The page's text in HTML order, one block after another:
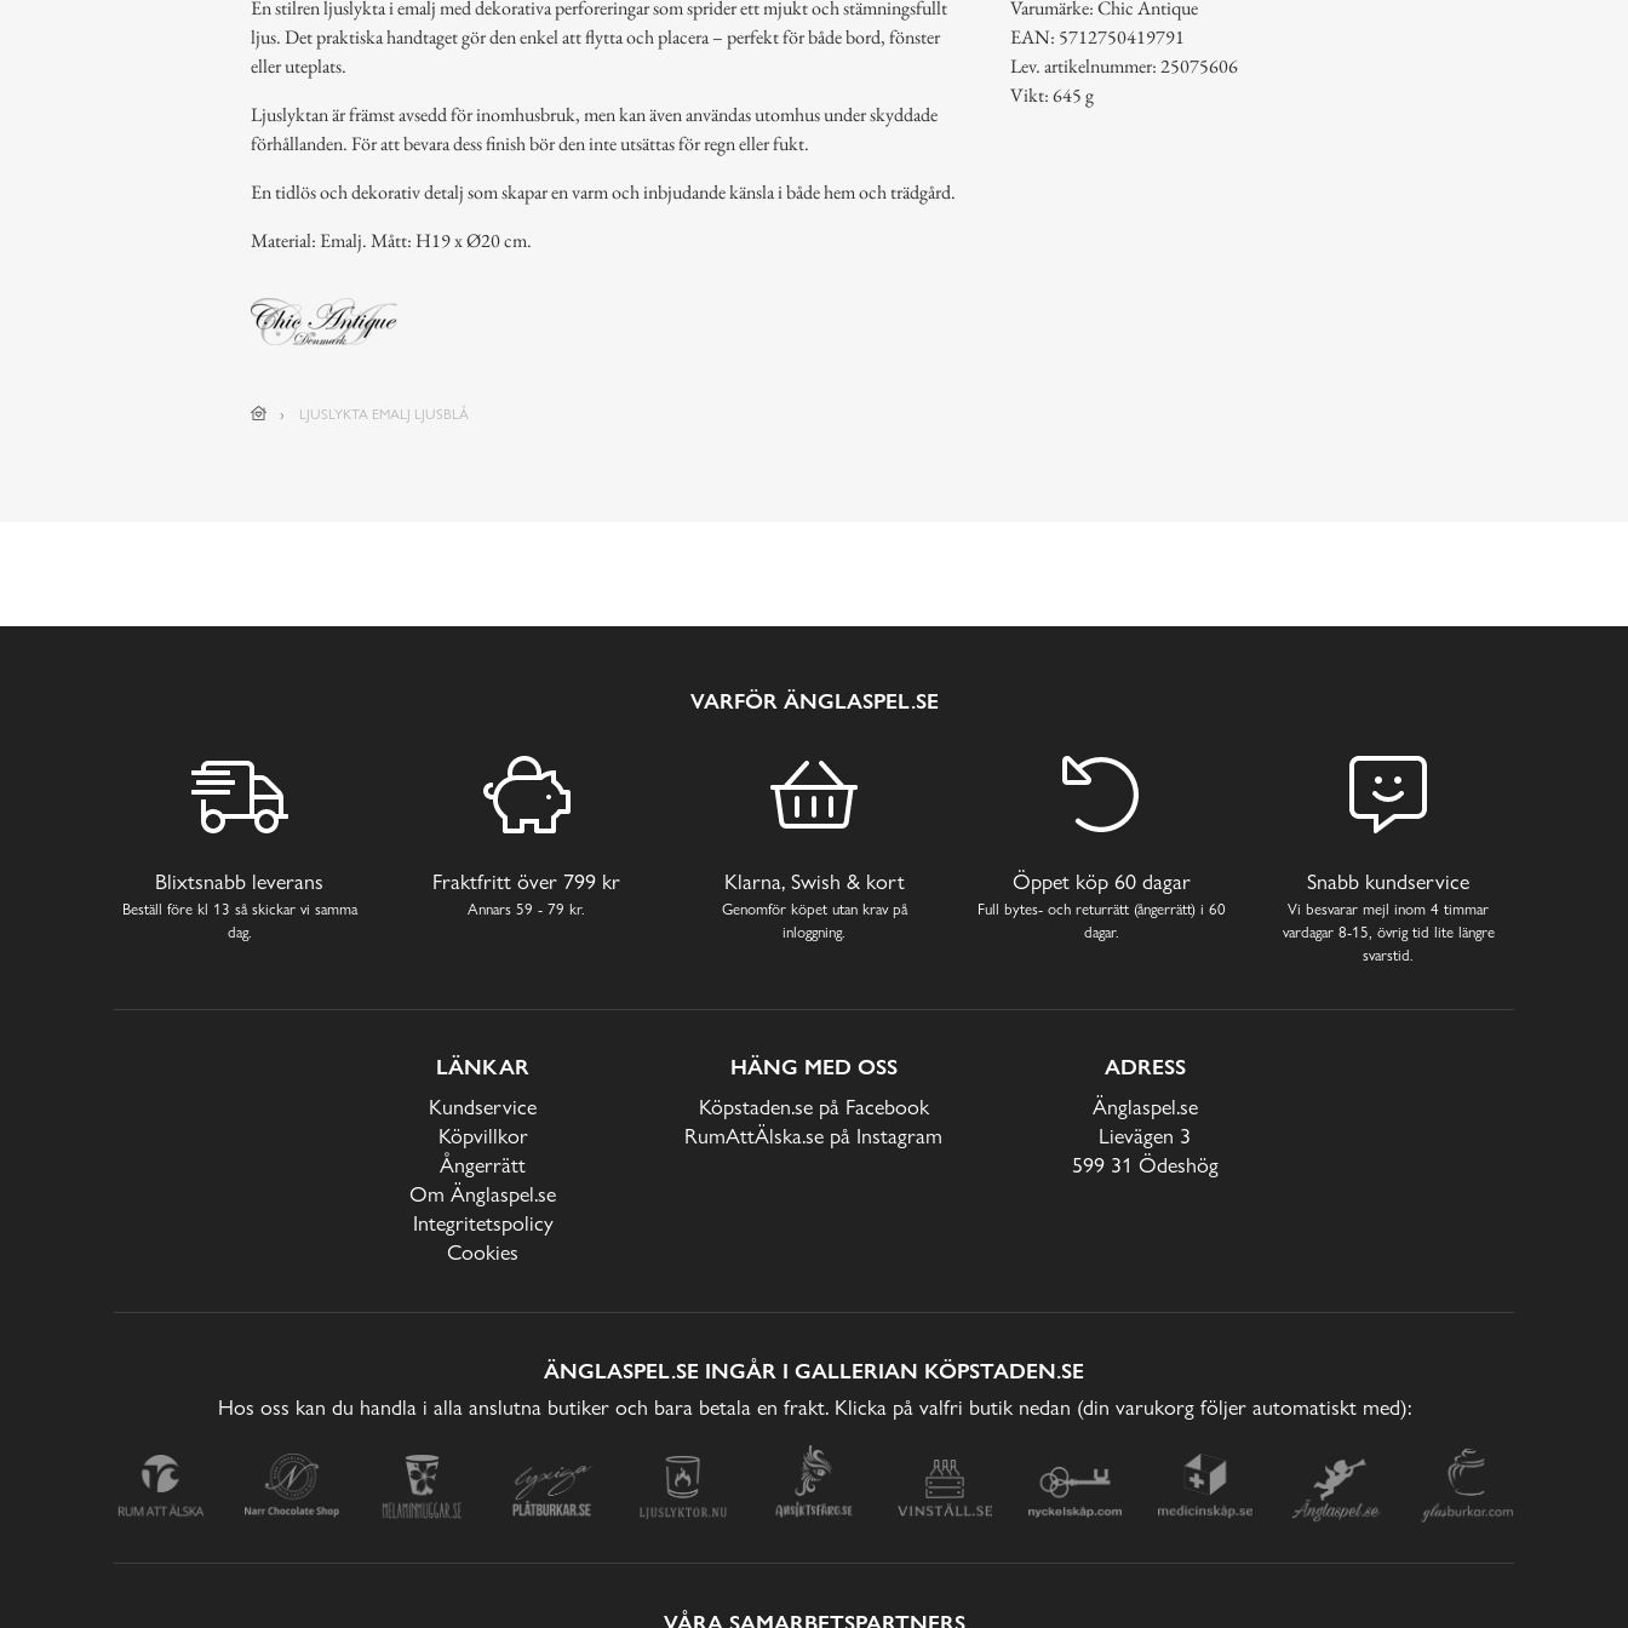
En stilren ljuslykta i emalj med dekorativa perforeringar som sprider ett mjukt och stämningsfullt
ljus. Det praktiska handtaget gör den enkel att flytta och placera – perfekt för både bord, fönster
eller uteplats.
Ljuslyktan är främst avsedd för inomhusbruk, men kan även användas utomhus under skyddade
förhållanden. För att bevara dess finish bör den inte utsättas för regn eller fukt.
En tidlös och dekorativ detalj som skapar en varm och inbjudande känsla i både hem och trädgård.
Material: Emalj. Mått: H19 x Ø20 cm.
Varumärke: Chic Antique
EAN: 5712750419791
Lev. artikelnummer: 25075606
Vikt: 645 g
LJUSLYKTA EMALJ LJUSBLÅ
VARFÖR ÄNGLASPEL.SE
Blixtsnabb leverans
Beställ före kl 13 så skickar vi samma
dag.
Fraktfritt över 799 kr
Annars 59 - 79 kr.
Klarna, Swish & kort
Genomför köpet utan krav på
inloggning.
Öppet köp 60 dagar
Full bytes- och returrätt (ångerrätt) i 60
dagar.
Snabb kundservice
Vi besvarar mejl inom 4 timmar
vardagar 8-15, övrig tid lite längre
svarstid.
LÄNKAR
Kundservice
Köpvillkor
Ångerrätt
Om Änglaspel.se
Integritetspolicy
Cookies
HÄNG MED OSS
Köpstaden.se på Facebook
RumAttÄlska.se på Instagram
ADRESS
Änglaspel.se
Lievägen 3
599 31 Ödeshög
ÄNGLASPEL.SE INGÅR I GALLERIAN KÖPSTADEN.SE
Hos oss kan du handla i alla anslutna butiker och bara betala en frakt. Klicka på valfri butik nedan (din varukorg följer automatiskt med):
VÅRA SAMARBETSPARTNERS